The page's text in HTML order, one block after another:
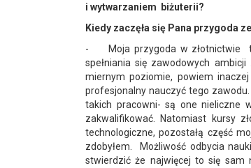
i wytwarzaniem biżuterii?
Kiedy zaczęła się Pana przygoda
- Moja przygoda w złotnictwie
spełniania się zawodowych
miernym poziomie, powiem
profesjonalny nauczyć tego
takich pracowni- są one nieliczne
zakwalifikować. Natomiast kursy
technologiczne, pozostałą część
zdobyłem. Możliwość odbycia
stwierdzić że najwięcej to się sam